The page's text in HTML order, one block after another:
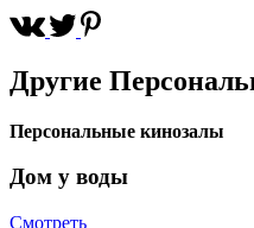
Другие
Персональные кинозалы
Дом у воды
Смотреть